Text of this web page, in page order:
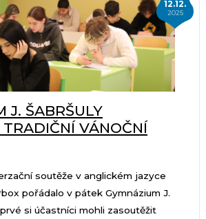
12.12.
2025
J. ŠABRŠULY
VÁNOČNÍ
soutěže v anglickém jazyce
pořádalo v pátek Gymnázium J.
si účastníci mohli zasoutěžit